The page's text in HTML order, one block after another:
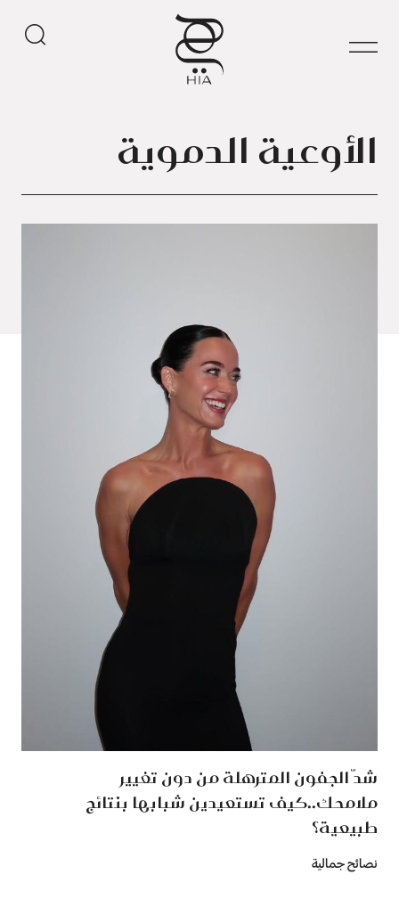
الأوعية الدموية
شدّ الجفون المترهلة من دون تغيير
ملامحك..كيف تستعيدين شبابها بنتائج
طبيعية؟
نصائح جمالية